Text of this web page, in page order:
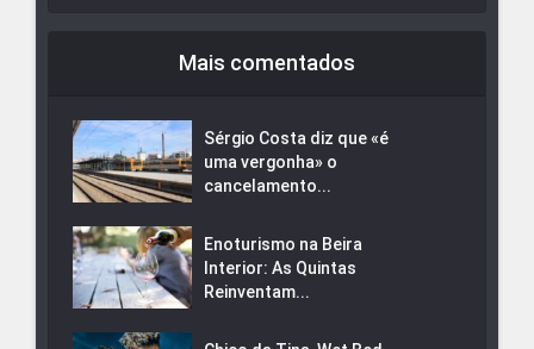
Mais comentados
Sérgio Costa diz que «é
uma vergonha» o
cancelamento...
Enoturismo na Beira
Interior: As Quintas
Reinventam...